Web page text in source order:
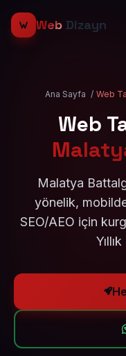
Web Dizayn
Ana Sayfa / Web
Web
Malatya
yönelik,
SEO/AEO için